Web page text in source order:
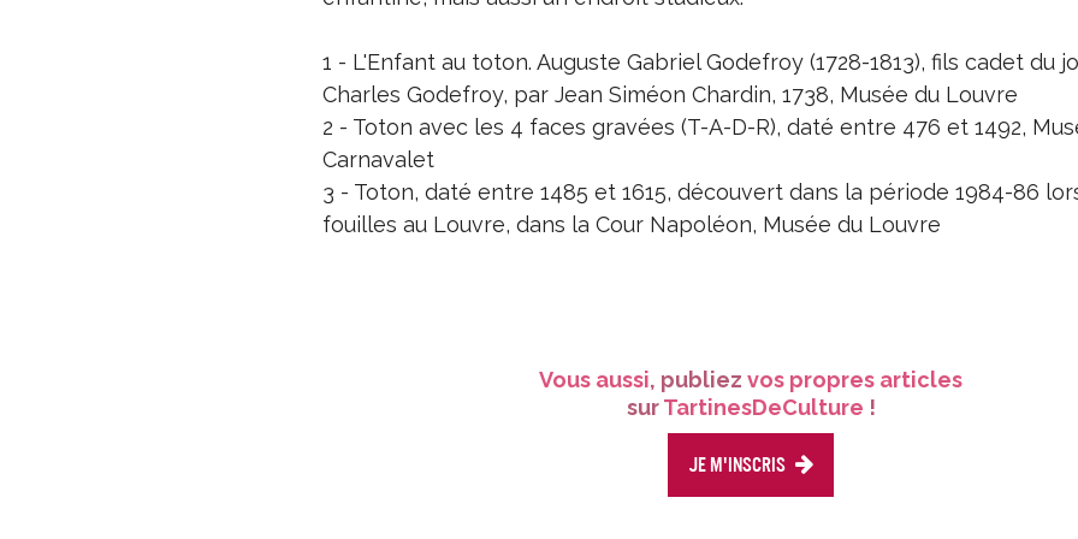
1 - L'Enfant au toton. Auguste Gabriel Godefroy (1728-1813), fils cadet du
Charles Godefroy, par Jean Siméon Chardin, 1738, Musée du Louvre
2 - Toton avec les 4 faces gravées (T-A-D-R), daté entre 476 et 1492,
Carnavalet
3 - Toton, daté entre 1485 et 1615, découvert dans la période 1984-86
fouilles au Louvre, dans la Cour Napoléon, Musée du Louvre
Vous aussi, publiezvos propres articles
surTartinesDeCulture !
Je m'inscris